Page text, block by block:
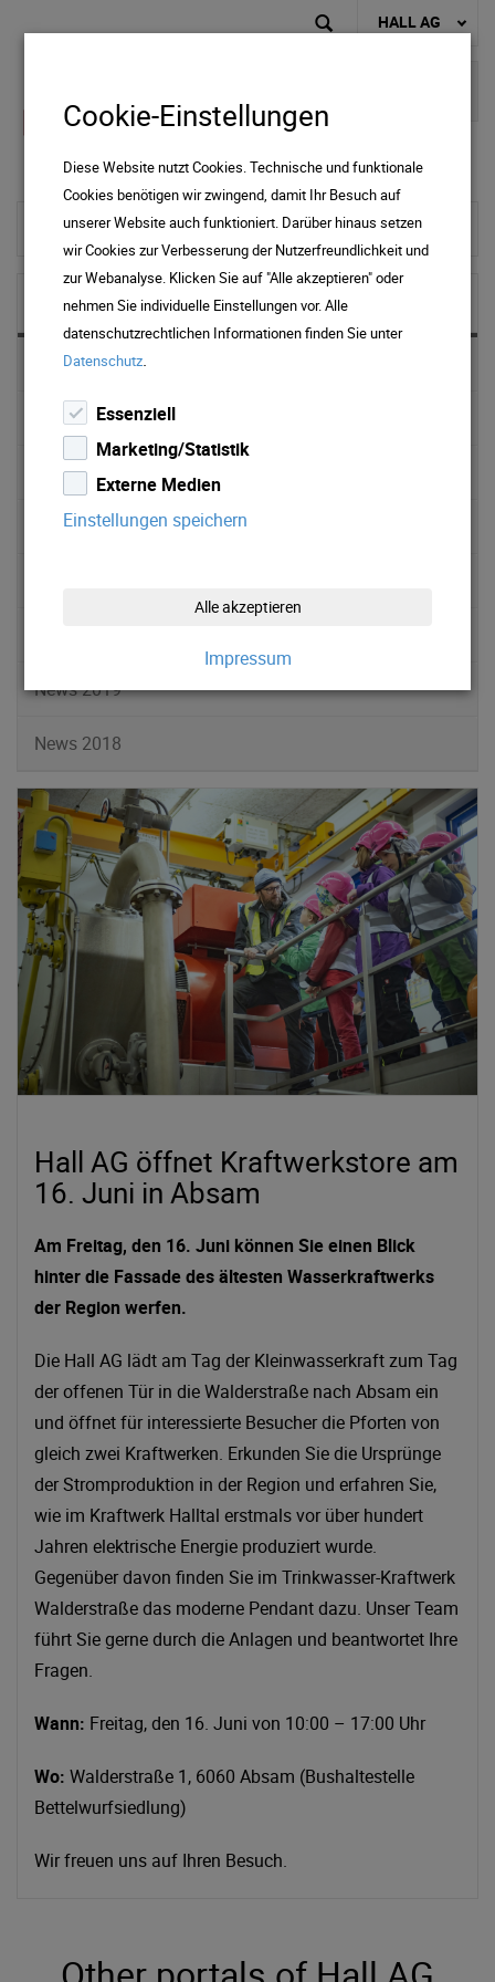
HALL AG
To home page
Hall AG öffnet Kraftwerkstore am
16. Juni in Absam
Am Freitag, den 16. Juni können Sie einen Blick
hinter die Fassade des ältesten Wasserkraftwerks
der Region werfen.
Die Hall AG lädt am Tag der Kleinwasserkraft zum Tag
der offenen Tür in die Walderstraße nach Absam ein
und öffnet für interessierte Besucher die Pforten von
gleich zwei Kraftwerken. Erkunden Sie die Ursprünge
der Stromproduktion in der Region und erfahren Sie,
wie im Kraftwerk Halltal erstmals vor über hundert
Jahren elektrische Energie produziert wurde.
Gegenüber davon finden Sie im Trinkwasser-Kraftwerk
Walderstraße das moderne Pendant dazu. Unser Team
führt Sie gerne durch die Anlagen und beantwortet Ihre
Fragen.
Wann: Freitag, den 16. Juni von 10:00 – 17:00 Uhr
Wo: Walderstraße 1, 6060 Absam (Bushaltestelle
Bettelwurfsiedlung)
Wir freuen uns auf Ihren Besuch.
NEWS & MEDIA
News 2025
News 2024
News 2023
News 2022
News 2019
News 2018
Cookie-Einstellungen
Diese Website nutzt Cookies. Technische und funktionale
Cookies benötigen wir zwingend, damit Ihr Besuch auf
unserer Website auch funktioniert. Darüber hinaus setzen
wir Cookies zur Verbesserung der Nutzerfreundlichkeit und
zur Webanalyse. Klicken Sie auf "Alle akzeptieren" oder
nehmen Sie individuelle Einstellungen vor. Alle
datenschutzrechtlichen Informationen finden Sie unter
Datenschutz.
Essenziell
Marketing/Statistik
Externe Medien
Einstellungen speichern
Alle akzeptieren
Impressum